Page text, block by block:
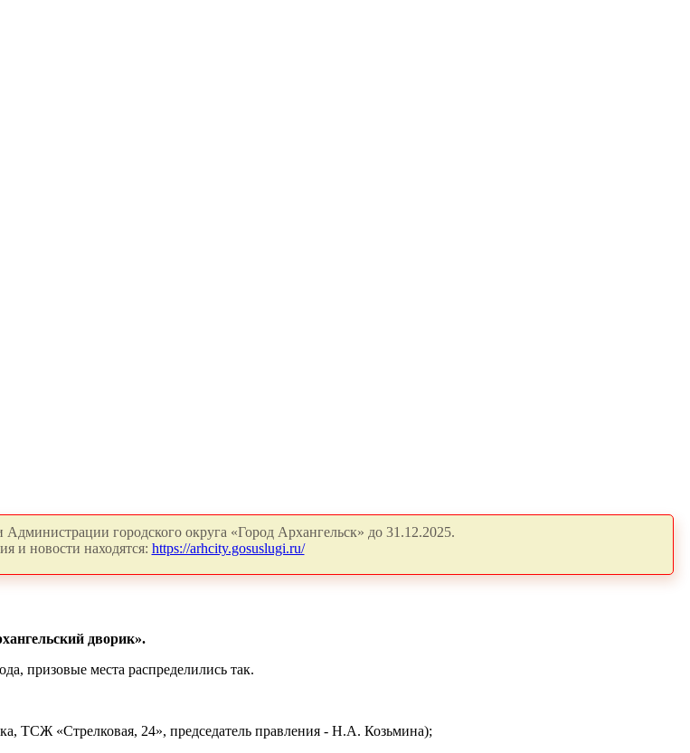
Администрации городского округа «Город Архангельск» до 31.12.2025.
и новости находятся: https://arhcity.gosuslugi.ru/
дворик».
призовые места распределились так.
ТСЖ «Стрелковая, 24», председатель правления - Н.А. Козьмина);